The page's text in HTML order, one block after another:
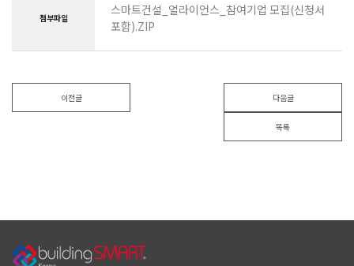
첨부파일
스마트건설_얼라이언스_참여기업 모집(신청서
포함).ZIP
이전글 다음글
목록